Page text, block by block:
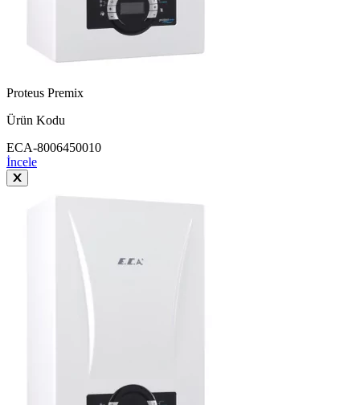
Proteus Premix
Ürün Kodu
ECA-8006450010
İncele